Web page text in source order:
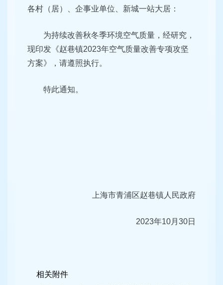
各村（居）、企事业单位、新城一站大居：
为持续改善秋冬季环境空气质量，经研究，
现印发《赵巷镇2023年空气质量改善专项攻坚
方案》，请遵照执行。
特此通知。
上海市青浦区赵巷镇人民政府
2023年10月30日
相关附件